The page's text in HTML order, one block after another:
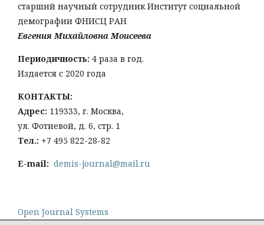
старший научный сотрудник Институт социальной
демографии ФНИСЦ РАН
Евгения Михайловна Моисеева
Периодичность: 4 раза в год.
Издается с 2020 года
КОНТАКТЫ:
Адрес: 119333, г. Москва,
ул. Фотиевой, д. 6, стр. 1
Тел.: +7 495 822-28-82
E-mail: demis-journal@mail.ru
Open Journal Systems